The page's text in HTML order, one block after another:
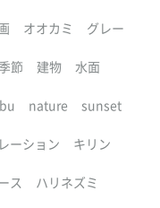
オオカミ グレー
節 建物 水面
nature sunset
ーション キリン
ス ハリネズミ